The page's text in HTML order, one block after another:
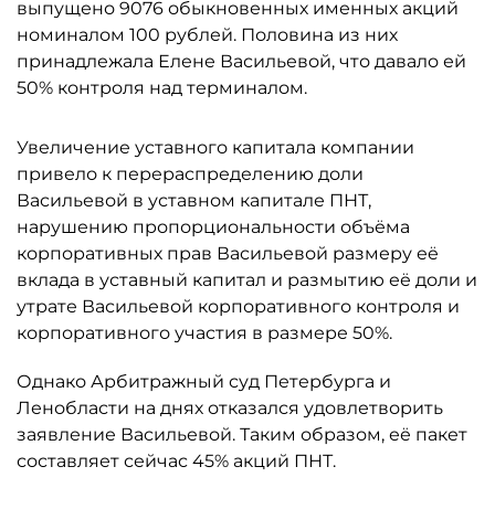
выпущено 9076 обыкновенных именных акций
номиналом 100 рублей. Половина из них
принадлежала Елене Васильевой, что давало ей
50% контроля над терминалом.
Увеличение уставного капитала компании
привело к перераспределению доли
Васильевой в уставном капитале ПНТ,
нарушению пропорциональности объёма
корпоративных прав Васильевой размеру её
вклада в уставный капитал и размытию её доли и
утрате Васильевой корпоративного контроля и
корпоративного участия в размере 50%.
Однако Арбитражный суд Петербурга и
Ленобласти на днях отказался удовлетворить
заявление Васильевой. Таким образом, её пакет
составляет сейчас 45% акций ПНТ.